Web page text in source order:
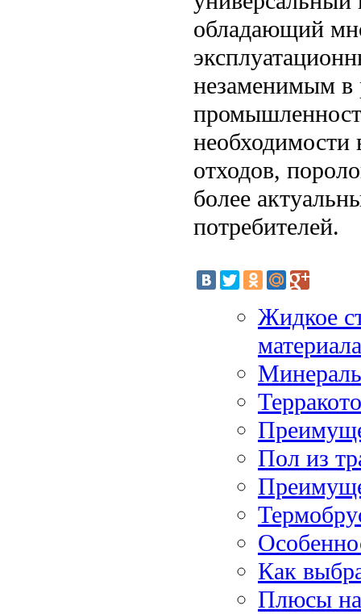
обладающий
незаменимым в
необходимости
отходов,
более
потребителей.
Жидкое
материала
Пол из
Как
Плюсы